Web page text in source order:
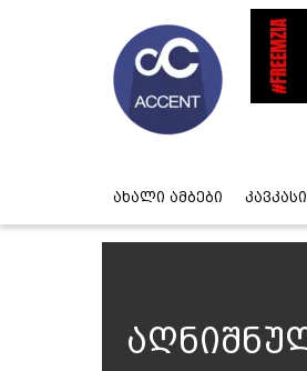
ახალი ამბები